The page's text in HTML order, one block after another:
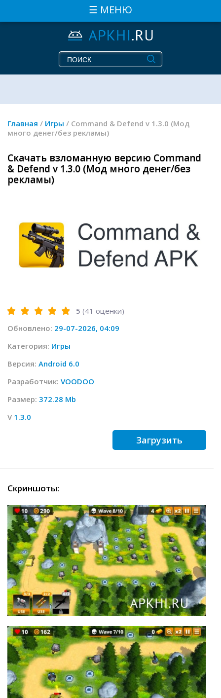
☰ МЕНЮ
Главная / Игры / Command & Defend v 1.3.0 (Мод
много денег/без рекламы)
Скачать взломанную версию Command
& Defend v 1.3.0 (Мод много денег/без
рекламы)
5 (41 оценки)
Обновлено: 29-07-2026, 04:09
Категория: Игры
Версия: Android 6.0
Разработчик: VOODOO
Размер: 372.28 Mb
V 1.3.0
Загрузить
Скриншоты: